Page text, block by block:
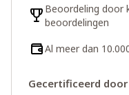
Beoordeling door
beoordelingen
Al meer dan
Gecertificeerd